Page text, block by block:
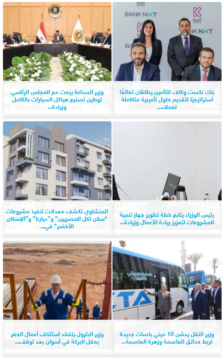
بنك نكست وكاف للتأمين يطلقان تحالفًا
استراتيجيًا لتقديم حلول تأمينية متكاملة
لعملاء...
وزير الصناعة يبحث مع المجلس الرئاسي
توطين تصنيع هياكل السيارات بالكامل
وزيادة...
رئيس الوزراء يتابع خطة تطوير جهاز تنمية
المشروعات لتعزيز ريادة الأعمال وزيادة...
المنشاوي تكشف معدلات تنفيذ مشروعات
“سكن لكل المصريين” و”ديارنا” و”الإسكان
الأخضر” في...
وزير النقل يدشن 10 ميني باصات جديدة
لربط حدائق العاصمة وزهرة العاصمة...
وزير البترول يتفقد استئناف أعمال الحفر
بحقل البركة في أسوان بعد توقف...